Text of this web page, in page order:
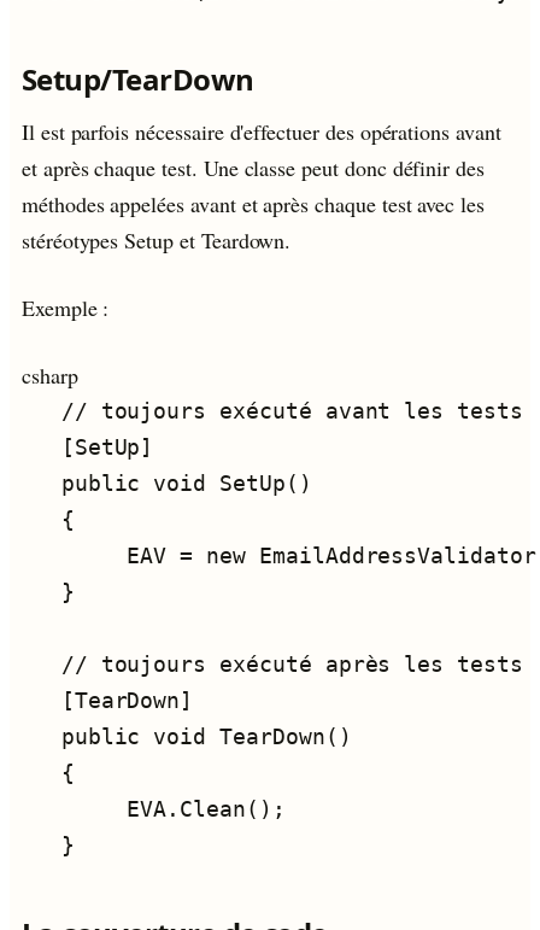
Setup/TearDown
Il est parfois nécessaire d'effectuer des opérations avant
et après chaque test. Une classe peut donc définir des
méthodes appelées avant et après chaque test avec les
stéréotypes Setup et Teardown.
Exemple :
csharp